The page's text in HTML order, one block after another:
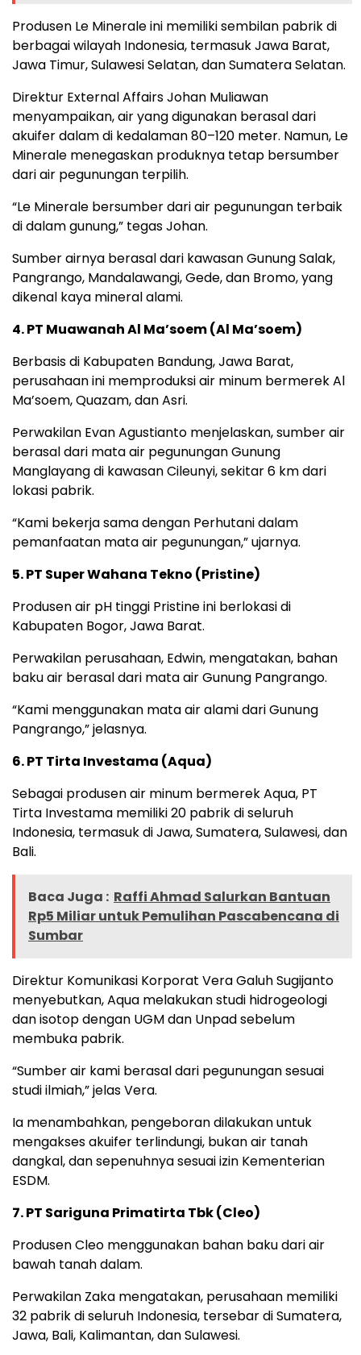
Produsen Le Minerale ini memiliki sembilan pabrik di
berbagai wilayah Indonesia, termasuk Jawa Barat,
Jawa Timur, Sulawesi Selatan, dan Sumatera Selatan.
Direktur External Affairs Johan Muliawan
menyampaikan, air yang digunakan berasal dari
akuifer dalam di kedalaman 80–120 meter. Namun, Le
Minerale menegaskan produknya tetap bersumber
dari air pegunungan terpilih.
“Le Minerale bersumber dari air pegunungan terbaik
di dalam gunung,” tegas Johan.
Sumber airnya berasal dari kawasan Gunung Salak,
Pangrango, Mandalawangi, Gede, dan Bromo, yang
dikenal kaya mineral alami.
4. PT Muawanah Al Ma’soem (Al Ma’soem)
Berbasis di Kabupaten Bandung, Jawa Barat,
perusahaan ini memproduksi air minum bermerek Al
Ma’soem, Quazam, dan Asri.
Perwakilan Evan Agustianto menjelaskan, sumber air
berasal dari mata air pegunungan Gunung
Manglayang di kawasan Cileunyi, sekitar 6 km dari
lokasi pabrik.
“Kami bekerja sama dengan Perhutani dalam
pemanfaatan mata air pegunungan,” ujarnya.
5. PT Super Wahana Tekno (Pristine)
Produsen air pH tinggi Pristine ini berlokasi di
Kabupaten Bogor, Jawa Barat.
Perwakilan perusahaan, Edwin, mengatakan, bahan
baku air berasal dari mata air Gunung Pangrango.
“Kami menggunakan mata air alami dari Gunung
Pangrango,” jelasnya.
6. PT Tirta Investama (Aqua)
Sebagai produsen air minum bermerek Aqua, PT
Tirta Investama memiliki 20 pabrik di seluruh
Indonesia, termasuk di Jawa, Sumatera, Sulawesi, dan
Bali.
Baca Juga : Raffi Ahmad Salurkan Bantuan
Rp5 Miliar untuk Pemulihan Pascabencana di
Sumbar
Direktur Komunikasi Korporat Vera Galuh Sugijanto
menyebutkan, Aqua melakukan studi hidrogeologi
dan isotop dengan UGM dan Unpad sebelum
membuka pabrik.
“Sumber air kami berasal dari pegunungan sesuai
studi ilmiah,” jelas Vera.
Ia menambahkan, pengeboran dilakukan untuk
mengakses akuifer terlindungi, bukan air tanah
dangkal, dan sepenuhnya sesuai izin Kementerian
ESDM.
7. PT Sariguna Primatirta Tbk (Cleo)
Produsen Cleo menggunakan bahan baku dari air
bawah tanah dalam.
Perwakilan Zaka mengatakan, perusahaan memiliki
32 pabrik di seluruh Indonesia, tersebar di Sumatera,
Jawa, Bali, Kalimantan, dan Sulawesi.